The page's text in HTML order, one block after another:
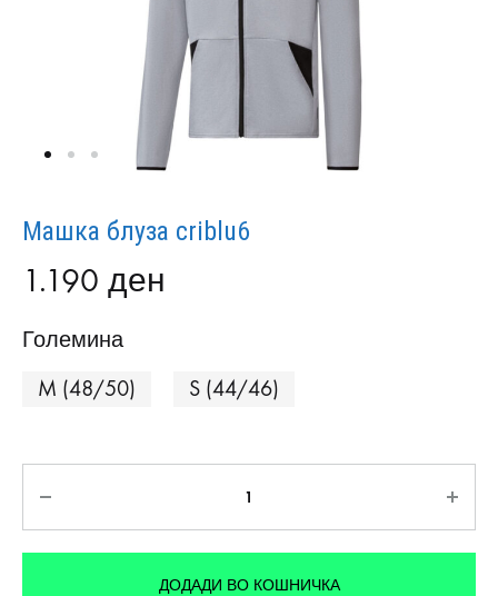
Maшка блуза criblu6
1.190 ден
Големина
M (48/50)
S (44/46)
ДОДАДИ ВО КОШНИЧКА